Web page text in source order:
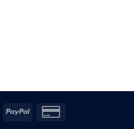
MasterCardPayPal